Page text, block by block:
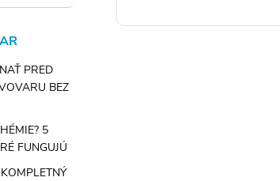
PRED
BEZ
5
FUNGUJÚ